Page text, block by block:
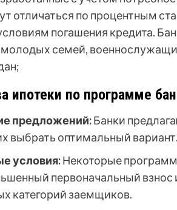
отличаться по процентным
погашения кредита.
семей,
ипотеки по программе
предложений:Банки
выбрать оптимальный вариант.
условия:Некоторые
первоначальный
категорий заемщиков.